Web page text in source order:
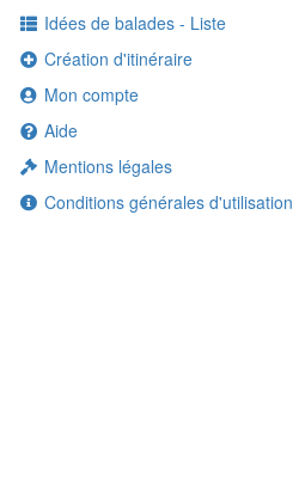
Idées de balades - Liste
Création d'itinéraire
Mon compte
Aide
Mentions légales
Conditions générales d'utilisation